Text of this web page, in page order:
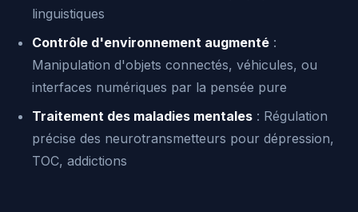
linguistiques
Contrôle d'environnement augmenté :
Manipulation d'objets connectés, véhicules, ou
interfaces numériques par la pensée pure
Traitement des maladies mentales : Régulation
précise des neurotransmetteurs pour dépression,
TOC, addictions